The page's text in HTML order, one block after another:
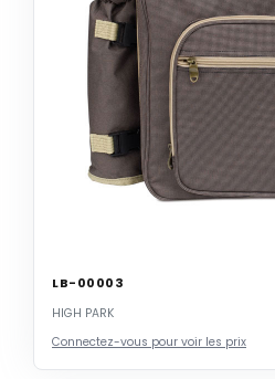
LB-00003
HIGH PARK
Connectez-vous pour voir les prix